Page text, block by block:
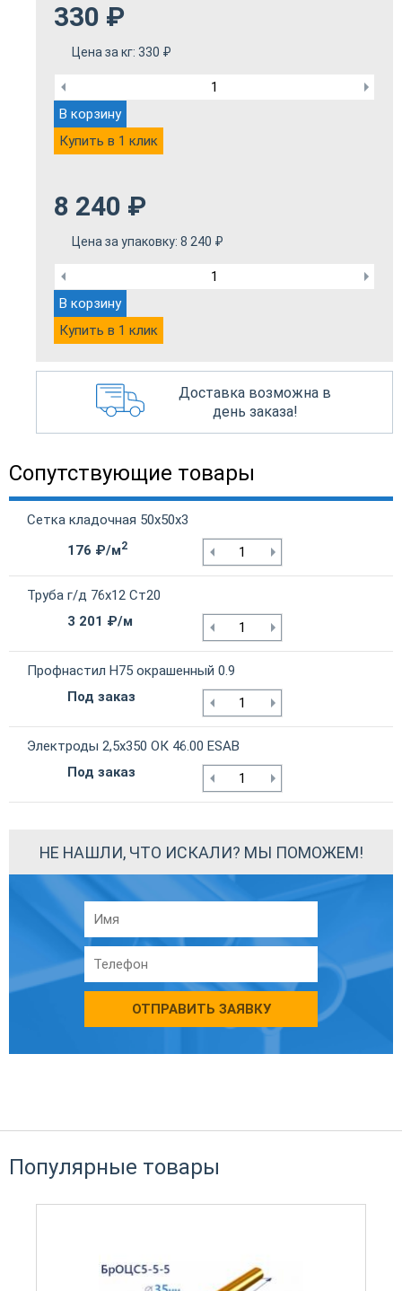
330 ₽
Цена за кг: 330 ₽
В корзину
Купить в 1 клик
8 240 ₽
Цена за упаковку: 8 240 ₽
В корзину
Купить в 1 клик
Доставка возможна в
день заказа!
Сопутствующие товары
Сетка кладочная 50х50х3
176 ₽/м2
Труба г/д 76х12 Ст20
3 201 ₽/м
Профнастил Н75 окрашенный 0.9
Под заказ
Электроды 2,5х350 ОК 46.00 ESAB
Под заказ
НЕ НАШЛИ, ЧТО ИСКАЛИ? МЫ ПОМОЖЕМ!
ОТПРАВИТЬ ЗАЯВКУ
Популярные товары